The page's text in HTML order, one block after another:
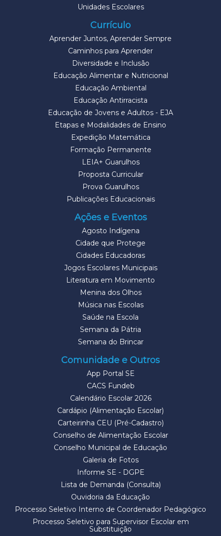
Unidades Escolares
Currículo
Aprender Juntos, Aprender Sempre
Caminhos para Aprender
Diversidade e Inclusão
Educação Alimentar e Nutricional
Educação Ambiental
Educação Antirracista
Educação de Jovens e Adultos - EJA
Etapas e Modalidades de Ensino
Expedição Matemática
Formação Permanente
LEIA+ Guarulhos
Proposta Curricular
Prova Guarulhos
Publicações Educacionais
Ações e Eventos
Agosto Indígena
Cidade que Protege
Cidades Educadoras
Jogos Escolares Municipais
Literatura em Movimento
Menina dos Olhos
Música nas Escolas
Saúde na Escola
Semana da Pátria
Semana do Brincar
Comunidade e Outros
App Portal SE
CACS Fundeb
Calendário Escolar 2026
Cardápio (Alimentação Escolar)
Carteirinha CEU (Pré-Cadastro)
Conselho de Alimentação Escolar
Conselho Municipal de Educação
Galeria de Fotos
Informe SE - DGPE
Lista de Demanda (Consulta)
Ouvidoria da Educação
Processo Seletivo Interno de Coordenador Pedagógico
Processo Seletivo para Supervisor Escolar em
Substituição